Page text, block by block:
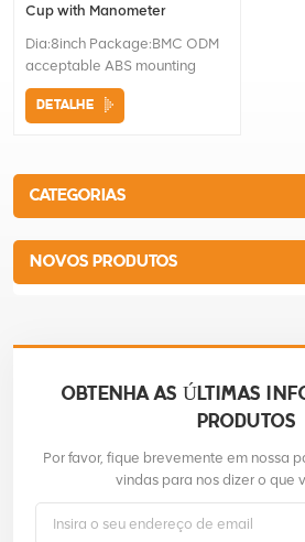
Cup with Manometer
Dia:8inch Package:BMC ODM
acceptable ABS mounting
DETALHE
CATEGORIAS
NOVOS PRODUTOS
OBTENHA AS ÚLTIMAS
PRODUTOS
Por favor, fique brevemente em nossa
vindas para nos dizer o que